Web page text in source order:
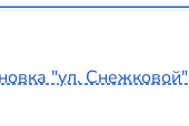
"ул. Снежковой"